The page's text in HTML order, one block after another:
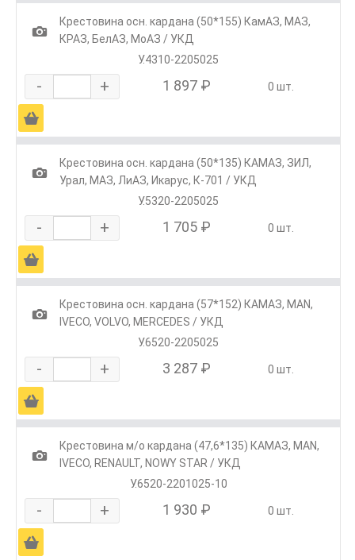
1
Крестовина осн. кардана (50*155) КамАЗ, МАЗ,
КРАЗ, БелАЗ, МоАЗ / УКД
У.4310-2205025
- + 1 897 ₽ 0 шт.
Ä
1
Крестовина осн. кардана (50*135) КАМАЗ, ЗИЛ,
Урал, МАЗ, ЛиАЗ, Икарус, К-701 / УКД
У.5320-2205025
- + 1 705 ₽ 0 шт.
Ä
1
Крестовина осн. кардана (57*152) КАМАЗ, МАN,
IVECO, VOLVO, MERCEDES / УКД
У.6520-2205025
- + 3 287 ₽ 0 шт.
Ä
1
Крестовина м/о кардана (47,6*135) КАМАЗ, MAN,
IVECO, RENAULT, NOWY STAR / УКД
У.6520-2201025-10
- + 1 930 ₽ 0 шт.
Ä